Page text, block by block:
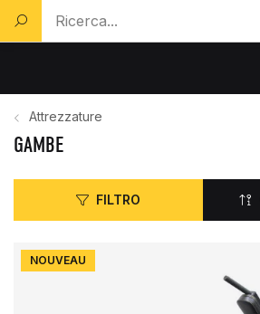
Attrezzature
GAMBE
FILTRO
NOUVEAU